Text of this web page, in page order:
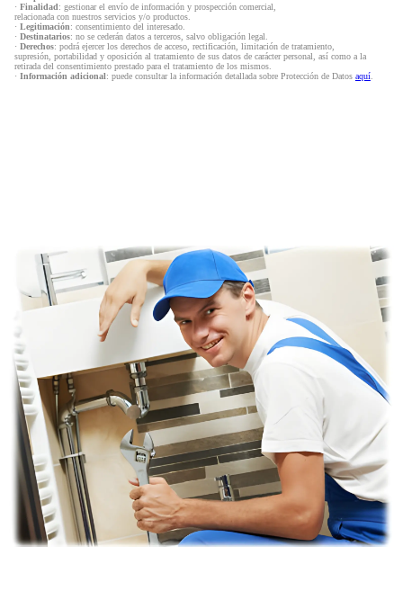
· Finalidad: gestionar el envío de información y prospección comercial,
relacionada con nuestros servicios y/o productos.
· Legitimación: consentimiento del interesado.
· Destinatarios: no se cederán datos a terceros, salvo obligación legal.
· Derechos: podrá ejercer los derechos de acceso, rectificación, limitación de tratamiento,
supresión, portabilidad y oposición al tratamiento de sus datos de carácter personal, así como a la
retirada del consentimiento prestado para el tratamiento de los mismos.
· Información adicional: puede consultar la información detallada sobre Protección de Datos aquí.